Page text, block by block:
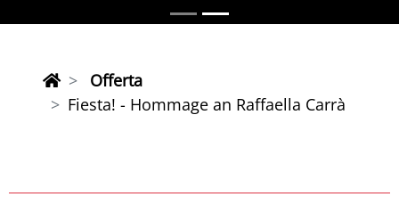
Offerta
Fiesta! - Hommage an Raffaella Carrà